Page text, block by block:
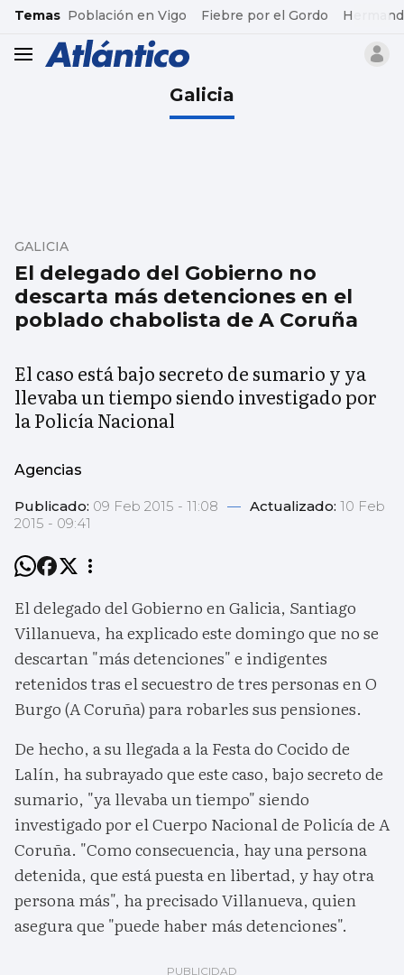
common.go-to-content
Temas Población en Vigo Fiebre por el Gordo
header.menu.open
Galicia
El delegado del Gobierno no
descarta más detenciones en el
poblado chabolista de A Coruña
GALICIA
El caso está bajo secreto de sumario y ya
llevaba un tiempo siendo investigado por
la Policía Nacional
Agencias
Publicado: 09 Feb 2015 - 11:08 — Actualizado: 10 Feb
2015 - 09:41
El delegado del Gobierno en Galicia, Santiago
Villanueva, ha explicado este domingo que no se
descartan "más detenciones" e indigentes
retenidos tras el secuestro de tres personas en O
Burgo (A Coruña) para robarles sus pensiones.
De hecho, a su llegada a la Festa do Cocido de
Lalín, ha subrayado que este caso, bajo secreto de
sumario, "ya llevaba un tiempo" siendo
investigado por el Cuerpo Nacional de Policía de A
Coruña. "Como consecuencia, hay una persona
detenida, que está puesta en libertad, y hay otra
persona más", ha precisado Villanueva, quien
asegura que "puede haber más detenciones".